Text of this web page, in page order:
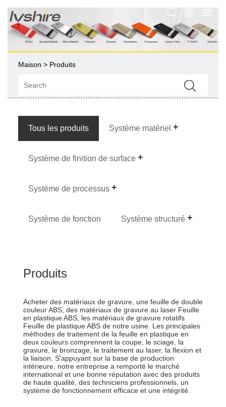
Maison > Produits
Tous les produits Système matériel
Système de finition de surface
Système de processus
Système de fonction Système structuré
Produits
Acheter des matériaux de gravure, une feuille de double
couleur ABS, des matériaux de gravure au laser Feuille
en plastique ABS, les matériaux de gravure rotatifs
Feuille de plastique ABS de notre usine. Les principales
méthodes de traitement de la feuille en plastique en
deux couleurs comprennent la coupe, le sciage, la
gravure, le bronzage, le traitement au laser, la flexion et
la liaison. S'appuyant sur la base de production
intérieure, notre entreprise a remporté le marché
international et une bonne réputation avec des produits
de haute qualité, des techniciens professionnels, un
système de fonctionnement efficace et une intégrité.